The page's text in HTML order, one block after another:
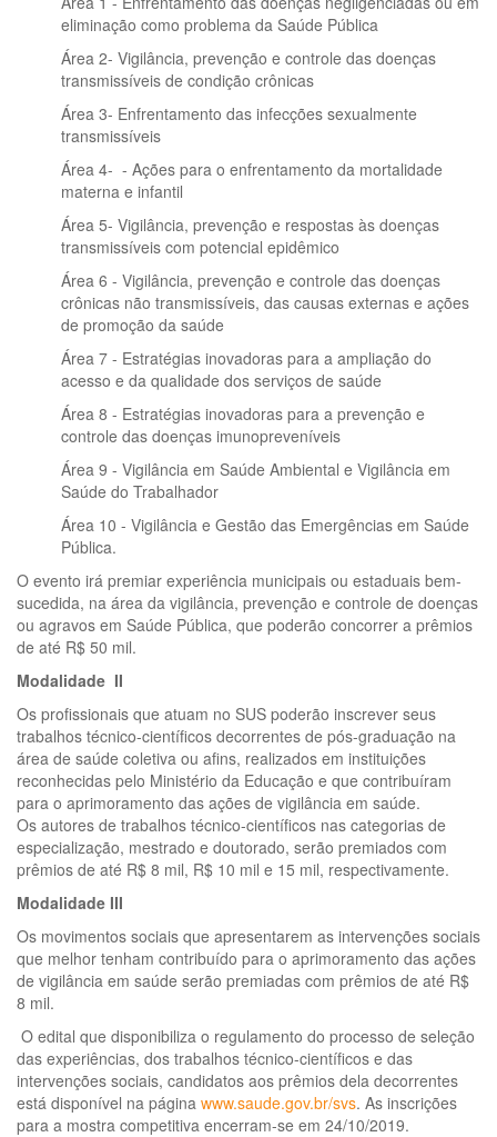
eliminação como problema da Saúde Pública
Área 2- Vigilância, prevenção e controle das doenças
transmissíveis de condição crônicas
Área 3- Enfrentamento das infecções sexualmente
transmissíveis
Área 4- - Ações para o enfrentamento da mortalidade
materna e infantil
Área 5- Vigilância, prevenção e respostas às doenças
transmissíveis com potencial epidêmico
Área 6 - Vigilância, prevenção e controle das doenças
crônicas não transmissíveis, das causas externas e ações
de promoção da saúde
Área 7 - Estratégias inovadoras para a ampliação do
acesso e da qualidade dos serviços de saúde
Área 8 - Estratégias inovadoras para a prevenção e
controle das doenças imunopreveníveis
Área 9 - Vigilância em Saúde Ambiental e Vigilância em
Saúde do Trabalhador
Área 10 - Vigilância e Gestão das Emergências em Saúde
Pública.
O evento irá premiar experiência municipais ou estaduais bem-
sucedida, na área da vigilância, prevenção e controle de doenças
ou agravos em Saúde Pública, que poderão concorrer a prêmios
de até R$ 50 mil.
Modalidade II
Os profissionais que atuam no SUS poderão inscrever seus
trabalhos técnico-científicos decorrentes de pós-graduação na
área de saúde coletiva ou afins, realizados em instituições
reconhecidas pelo Ministério da Educação e que contribuíram
para o aprimoramento das ações de vigilância em saúde.
Os autores de trabalhos técnico-científicos nas categorias de
especialização, mestrado e doutorado, serão premiados com
prêmios de até R$ 8 mil, R$ 10 mil e 15 mil, respectivamente.
Modalidade III
Os movimentos sociais que apresentarem as intervenções sociais
que melhor tenham contribuído para o aprimoramento das ações
de vigilância em saúde serão premiadas com prêmios de até R$
8 mil.
O edital que disponibiliza o regulamento do processo de seleção
das experiências, dos trabalhos técnico-científicos e das
intervenções sociais, candidatos aos prêmios dela decorrentes
está disponível na página www.saude.gov.br/svs. As inscrições
para a mostra competitiva encerram-se em 24/10/2019.